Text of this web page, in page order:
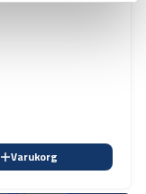
Varukorg